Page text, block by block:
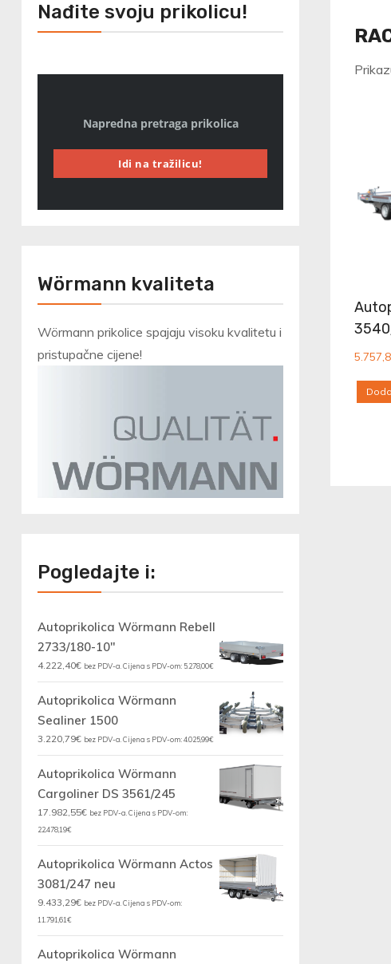
Nađite svoju prikolicu!
Napredna pretraga prikolica
Idi na tražilicu!
Wörmann kvaliteta
Wörmann prikolice spajaju visoku kvalitetu i
pristupačne cijene!
Pogledajte i:
Autoprikolica Wörmann Rebell
2733/180-10"
4.222,40€ bez PDV-a. Cijena s PDV-om: 5.278,00€
Autoprikolica Wörmann
Sealiner 1500
3.220,79€ bez PDV-a. Cijena s PDV-om:4.025,99€
Autoprikolica Wörmann
Cargoliner DS 3561/245
17.982,55€ bez PDV-a. Cijena s PDV-om:
22.478,19€
Autoprikolica Wörmann Actos
3081/247 neu
9.433,29€ bez PDV-a. Cijena s PDV-om:
11.791,61€
Autoprikolica Wörmann